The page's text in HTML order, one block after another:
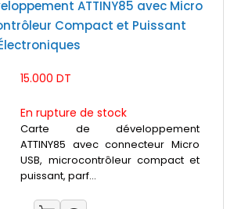
ATTINY85 avec Micro
Compact et Puissant
15.000 DT
En rupture de stock
Carte de développement
ATTINY85 avec connecteur Micro
USB, microcontrôleur compact et
puissant, parf...